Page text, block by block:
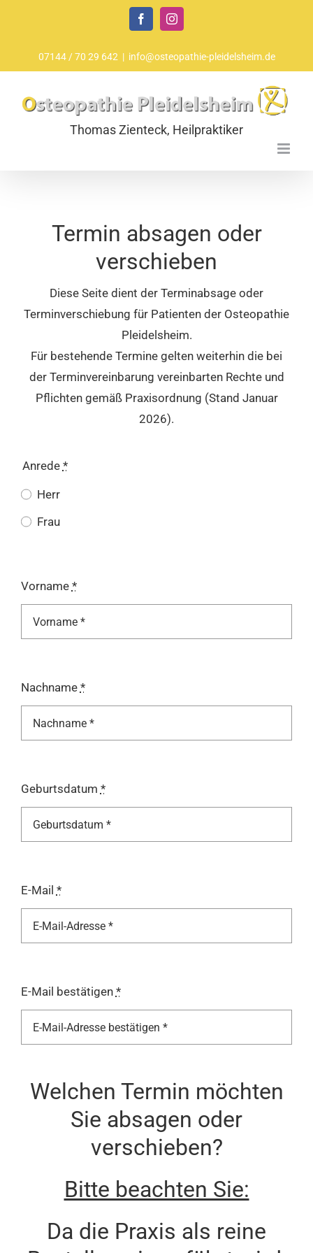
springen
FacebookInstagram
07144 / 70 29 642 | info@osteopathie-pleidelsheim.de
Termin absagen oder
verschieben
Diese Seite dient der Terminabsage oder
Terminverschiebung für Patienten der Osteopathie
Pleidelsheim.
Für bestehende Termine gelten weiterhin die bei
der Terminvereinbarung vereinbarten Rechte und
Pflichten gemäß Praxisordnung (Stand Januar
2026).
Anrede *
Herr
Frau
Vorname *
Nachname *
Geburtsdatum *
E-Mail *
E-Mail bestätigen *
Welchen Termin möchten
Sie absagen oder
verschieben?
Bitte beachten Sie:
Da die Praxis als reine